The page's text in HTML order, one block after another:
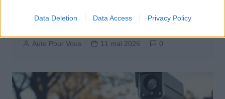
Data Deletion Data Access Privacy Policy
Fiat 500 électrique à moins de 20 000
euros une offre à ne pas manquer
Auto Pour Vous 11 mai 2026 0